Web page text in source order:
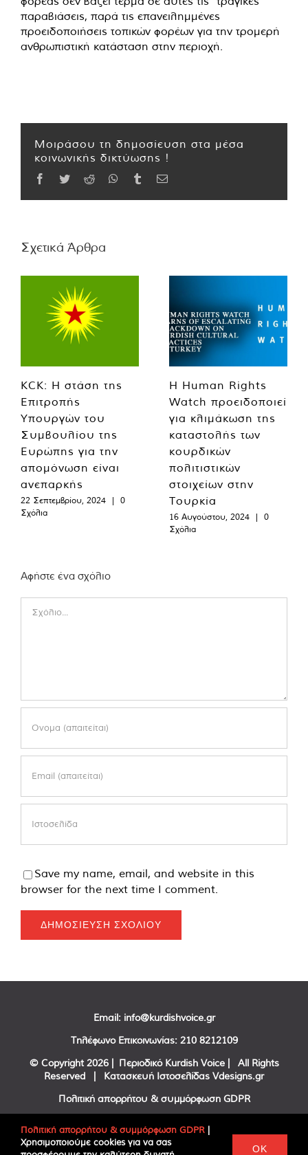
παραβιάσεις, παρά τις επανειλημμένες
προειδοποιήσεις τοπικών φορέων για την τρομερή
ανθρωπιστική κατάσταση στην περιοχή.
Μοιράσου τη δημοσίευση στα μέσα
κοινωνικής δικτύωσης !
Facebook
TwitterReddit WhatsApp
TumblrEmail
Σχετικά Άρθρα
KCK: Η στάση της
Επιτροπής
Υπουργών του
Συμβουλίου της
Ευρώπης για την
απομόνωση είναι
ανεπαρκής
22 Σεπτεμβρίου, 2024 |
0
Σχόλια
Η Human Rights
Watch προειδοποιεί
για κλιμάκωση της
καταστολής των
κουρδικών
πολιτιστικών
στοιχείων στην
Τουρκία
16 Αυγούστου, 2024 |
0
Σχόλια
Αφήστε ένα σχόλιο
Save my name, email, and website in this
browser for the next time I comment.
Email: info@kurdishvoice.gr
Τηλέφωνο Επικοινωνίας: 210 8212109
© Copyright 2026 | Περιοδικό Kurdish Voice | All Rights
Reserved | Κατασκευή Ιστοσελίδας Vdesigns.gr
Πολιτική απορρήτου & συμμόρφωση GDPR
FacebookTwitter
Πολιτική απορρήτου & συμμόρφωση GDPR |
Χρησιμοποιούμε cookies για να σας
OK